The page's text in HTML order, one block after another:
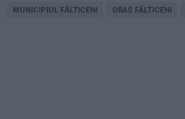
MUNICIPIUL FĂLTICENI ORAȘ FĂLTICENI